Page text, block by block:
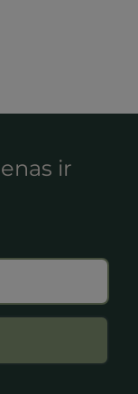
ir